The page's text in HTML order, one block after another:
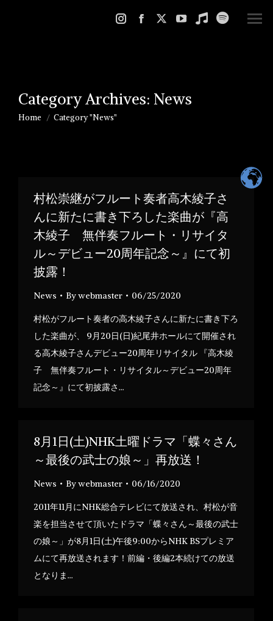
Instagram
new
Facebook
new
X
new
YouTube
new
MusicSpotify
Category Archives: News
You are here:
Home Category "News"
村松崇継がフルート奏者高木綾子さ
んに新たに書き下ろした楽曲が『高
木綾子 無伴奏フルート・リサイタ
ル～デビュー20周年記念～』にて初
披露！
News Bywebmaster 06/25/2020
村松がフルート奏者の高木綾子さんに新たに書き下ろ
した楽曲が、 9月20日(日)紀尾井ホールにて開催され
る高木綾子さんデビュー20周年リサイタル 『高木綾
子 無伴奏フルート・リサイタル～デビュー20周年
記念～』にて初披露さ…
8月1日(土)NHK土曜ドラマ「蝶々さん
～最後の武士の娘～」再放送！
News Bywebmaster 06/16/2020
2011年11月にNHK総合テレビにて放送され、村松が音
楽を担当させて頂いたドラマ「蝶々さん～最後の武士
の娘～」が8月1日(土)午後9:00からNHK BSプレミア
ムにて再放送されます！前編・後編2本続けての放送
となりま…